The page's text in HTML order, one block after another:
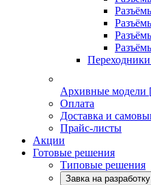
Переходники
Архивные модели
Оплата
Доставка и
Прайс-листы
Акции
Готовые решения
Типовые решения
Завка на